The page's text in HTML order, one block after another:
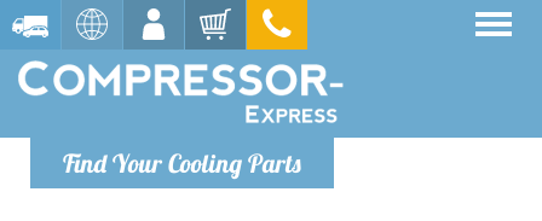
Find Your Cooling Parts